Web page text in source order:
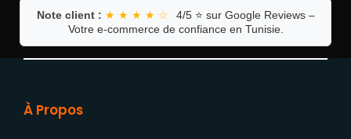
Note client : ★ ★ ★ ★ ☆
4/5 ⭐ sur Google Reviews –
Votre e-commerce de confiance en Tunisie.
À Propos